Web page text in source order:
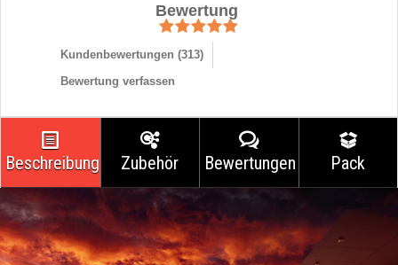
Bewertung
Kundenbewertungen (313)
Bewertung verfassen
Beschreibung Zubehör Bewertungen Pack